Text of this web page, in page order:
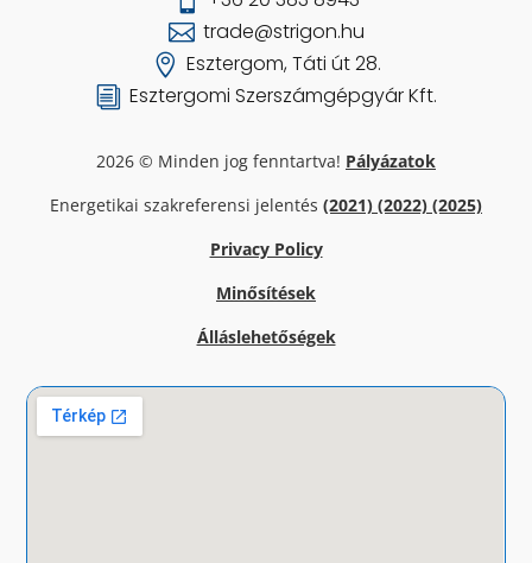
 trade@strigon.hu
 Esztergom, Táti út 28.
i Esztergomi Szerszámgépgyár Kft.
2026 © Minden jog fenntartva! Pályázatok
Energetikai szakreferensi jelentés (2021) (2022) (2025)
Privacy Policy
Minősítések
Álláslehetőségek